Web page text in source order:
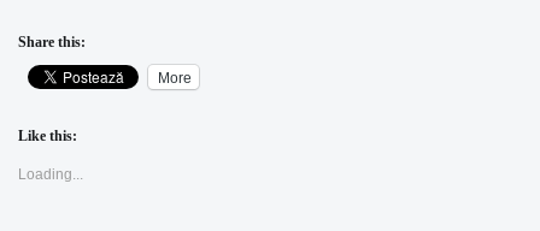
Share this:
More
Like this:
Loading...